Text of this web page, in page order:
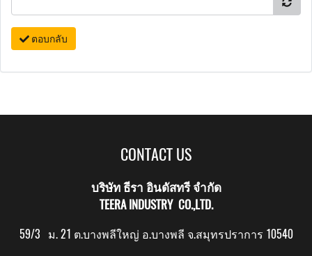
ตอบกลับ
CONTACT US
บริษัท ธีรา อินดัสทรี จำกัด
TEERA INDUSTRY CO.,LTD.
59/3 ม. 21 ต.บางพลีใหญ่ อ.บางพลี จ.สมุทรปราการ 10540